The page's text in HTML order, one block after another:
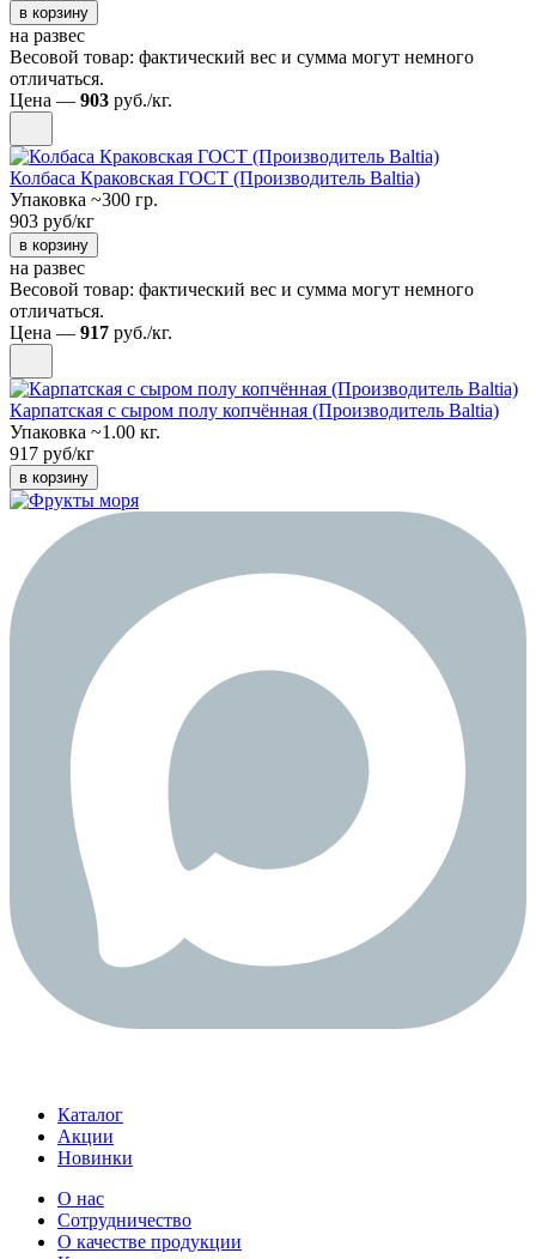
в корзину
на развес
Весовой товар: фактический вес и сумма могут немного
отличаться.
Цена — 903 руб./кг.
Колбаса Краковская ГОСТ (Производитель Baltia)
Упаковка ~300 гр.
903 руб/кг
в корзину
на развес
Весовой товар: фактический вес и сумма могут немного
отличаться.
Цена — 917 руб./кг.
Карпатская с сыром полу копчённая (Производитель Baltia)
Упаковка ~1.00 кг.
917 руб/кг
в корзину
Каталог
Акции
Новинки
О нас
Сотрудничество
О качестве продукции